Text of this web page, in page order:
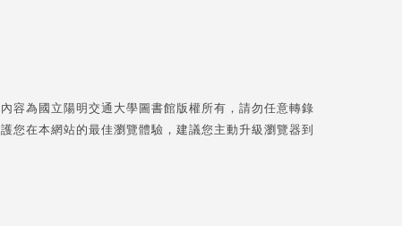
容為國立陽明交通大學圖書館版權所有，請勿任意轉錄
您在本網站的最佳瀏覽體驗，建議您主動升級瀏覽器到